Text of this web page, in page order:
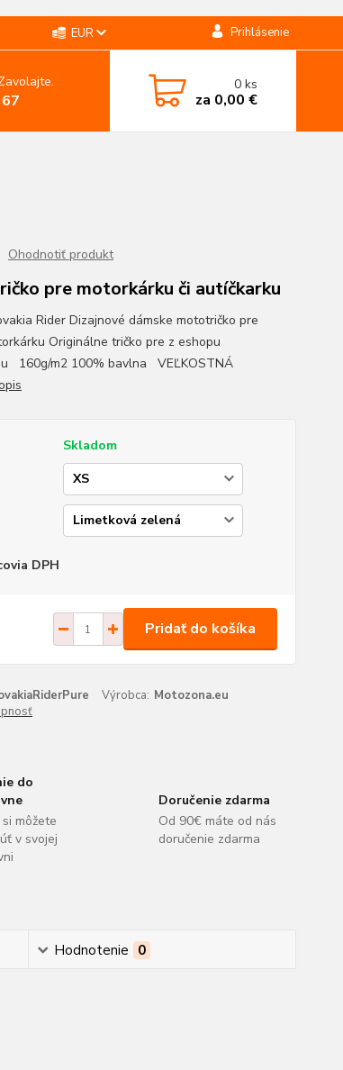
EUR Prihlásenie
0ks
za 0,00 €
Ohodnotiť produkt
pre motorkárku či autíčkarku
Rider Dizajnové dámske mototričko pre
Originálne tričko pre z eshopu
160g/m2 100% bavlna VEĽKOSTNÁ
Skladom
DPH
Pridať do košíka
Výrobca: Motozona.eu
do
môžete
v svojej
Doručenie zdarma
Od 90€ máte od nás
doručenie zdarma
Hodnotenie 0